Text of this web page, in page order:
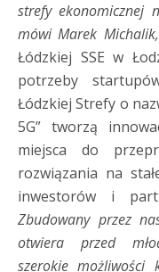
strefy ekonomicznej
mówi Marek
Łódzkiej SSE w
potrzeby
Łódzkiej Strefy o
5G” tworzą
miejsca do
rozwiązania na
inwestorów i
Zbudowany przez
otwiera przed
szerokie możliwości